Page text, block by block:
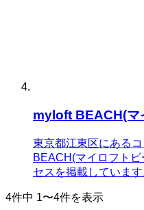
myloft BEACH(マ
東京都江東区にある
BEACH(マイロフト
セスを掲載していま
4件中 1〜4件を表示